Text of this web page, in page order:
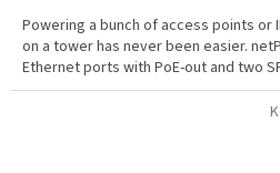
Powering a bunch of access points or
on a tower has never been easier.
Ethernet ports with PoE-out and two